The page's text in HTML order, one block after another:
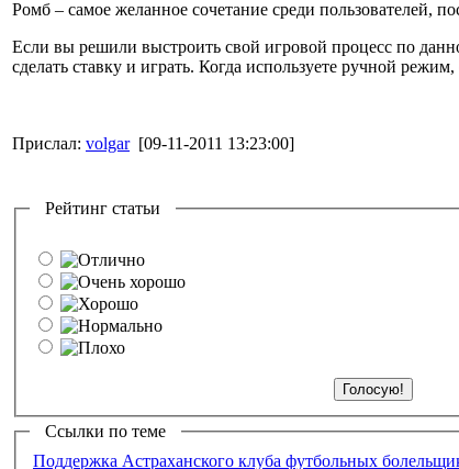
Ромб – самое желанное сочетание среди пользователей,
Если вы решили выстроить свой игровой процесс по
сделать ставку и играть. Когда используете ручной
Прислал: volgar [09-11-2011 13:23:00]
Рейтинг статьи
Ссылки по теме
Поддержка Астраханского клуба футбольных